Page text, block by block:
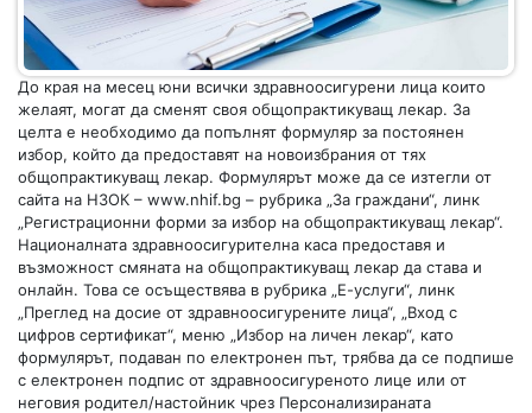
До края на месец юни всички здравноосигурени лица които
желаят, могат да сменят своя общопрактикуващ лекар. За
целта е необходимо да попълнят формуляр за постоянен
избор, който да предоставят на новоизбрания от тях
общопрактикуващ лекар. Формулярът може да се изтегли от
сайта на НЗОК – www.nhif.bg – рубрика „За граждани“, линк
„Регистрационни форми за избор на общопрактикуващ лекар“.
Националната здравноосигурителна каса предоставя и
възможност смяната на общопрактикуващ лекар да става и
онлайн. Това се осъществява в рубрика „Е-услуги“, линк
„Преглед на досие от здравноосигурените лица“, „Вход с
цифров сертификат“, меню „Избор на личен лекар“, като
формулярът, подаван по електронен път, трябва да се подпише
с електронен подпис от здравноосигуреното лице или от
неговия родител/настойник чрез Персонализираната